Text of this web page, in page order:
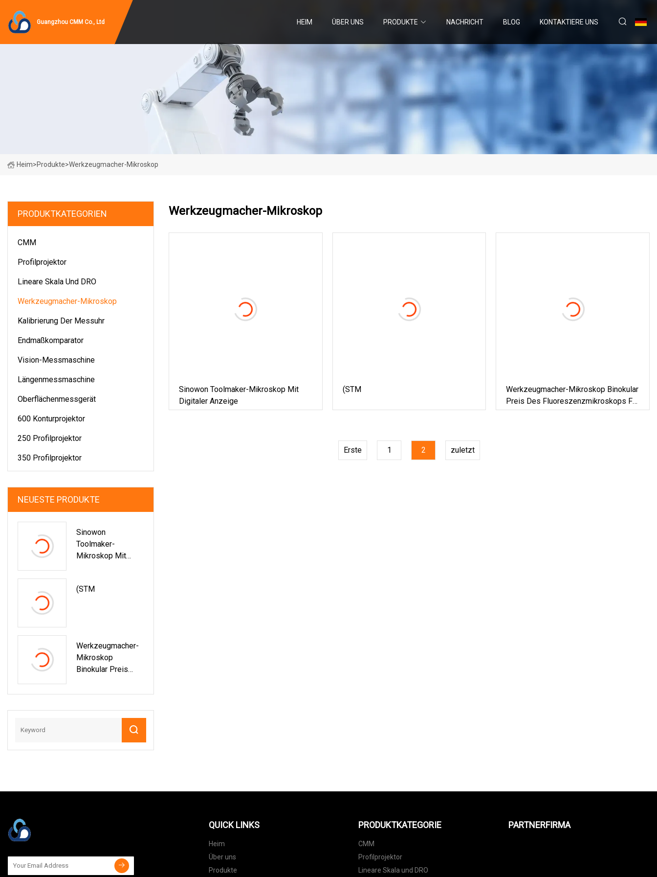
Guangzhou CMM Co., Ltd HEIM ÜBER UNS PRODUKTE NACHRICHT BLOG KONTAKTIERE UNS
Heim>Produkte>Werkzeugmacher-Mikroskop
PRODUKTKATEGORIEN
CMM
Profilprojektor
Lineare Skala Und DRO
Werkzeugmacher-Mikroskop
Kalibrierung Der Messuhr
Endmaßkomparator
Vision-Messmaschine
Längenmessmaschine
Oberflächenmessgerät
600 Konturprojektor
250 Profilprojektor
350 Profilprojektor
NEUESTE PRODUKTE
Sinowon
Toolmaker-
Mikroskop Mit
(STM
Werkzeugmacher-
Mikroskop
Binokular Preis
Fluoreszenzmikros
Werkzeugmacher-Mikroskop
Sinowon Toolmaker-Mikroskop Mit
Digitaler Anzeige
(STM
Werkzeugmacher-Mikroskop Binokular
Preis Des Fluoreszenzmikroskops Für
Meiji-Mikroskope
Erste 1 2 zuletzt
QUICK LINKS
Heim
Über uns
Produkte
PRODUKTKATEGORIE
CMM
Profilprojektor
Lineare Skala und DRO
PARTNERFIRMA